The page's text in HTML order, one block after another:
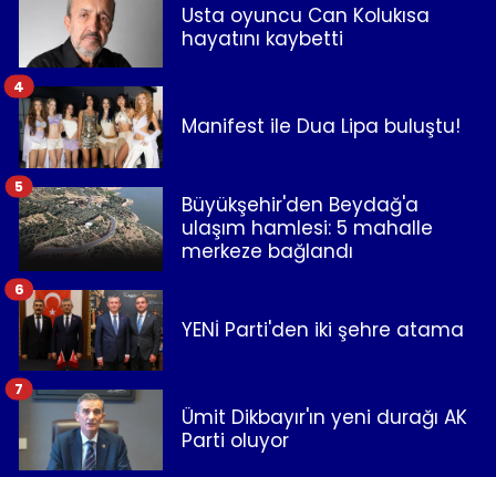
Usta oyuncu Can Kolukısa
hayatını kaybetti
Manifest ile Dua Lipa buluştu!
4
Büyükşehir'den Beydağ'a
ulaşım hamlesi: 5 mahalle
merkeze bağlandı
5
YENİ Parti'den iki şehre atama
6
Ümit Dikbayır'ın yeni durağı AK
Parti oluyor
7